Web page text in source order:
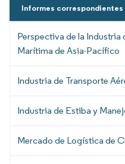
Informes correspondientes
Perspectiva de la
Marítima de Asia-Pacífico
Industria de Transporte
Industria de Estiba y
Mercado de Logística de